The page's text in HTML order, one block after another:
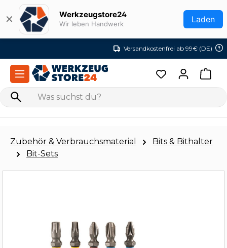
Zum Hauptinhalt springen
✕ Werkzeugstore24
Wir leben Handwerk Laden
Versandkostenfrei ab 99€ (DE)
Zubehör & Verbrauchsmaterial
Bits & Bithalter
Bit-Sets